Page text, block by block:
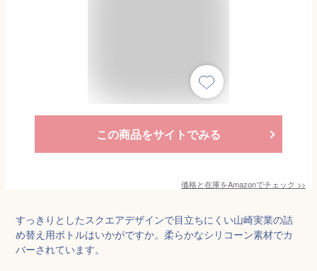
この商品をサイトでみる
価格と在庫をAmazonでチェック >>
すっきりとしたスクエアデザインで目立ちにくい山崎実業の詰
め替え用ボトルはいかがですか。柔らかなシリコーン素材でカ
バーされています。